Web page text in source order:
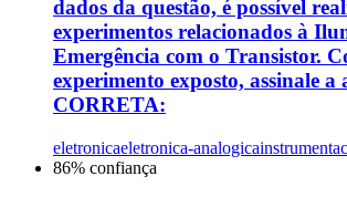
dados da questão, é possível
experimentos relacionados à
Emergência com o Transistor.
experimento exposto, assinale a
CORRETA:
eletronicaeletronica-analogica
86% confiança